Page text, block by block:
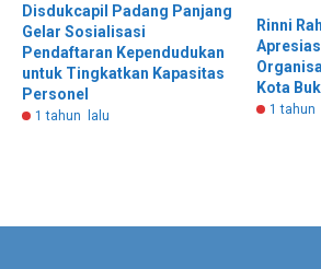
Disdukcapil Padang Panjang
Gelar Sosialisasi
Pendaftaran Kependudukan
untuk Tingkatkan Kapasitas
Personel
1 tahun lalu
Rinni
Kota
1 tahun